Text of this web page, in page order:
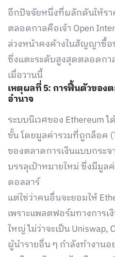
อีกปัจจัยหนึ่งที่ผลักดันให้รา
ตลอดกาลคือเจ้า Open
ล่วงหน้าคงค้างในสัญญาซื้อ
ซึ่งแตะระดับสูงสุดตลอดก
เมื่อวานนี้
เหตุผลที่ 5: การฟื้นตัวของ
อำนาจ
ระบบนิเวศของ Ethereum
ขั้น โดยมูลค่ารวมที่ถูกล็อค
ของตลาดการเงินแบบกระ
บรรลุเป้าหมายใหม่ ซึ่งมีมูล
ดอลลาร์
แต่ใช่ว่าคนอื่นจะยอมให้
เพราะแพลตฟอร์มทางการเ
ใหญ่ ไม่ว่าจะเป็น Uniswap,
ผู้นำรายอื่น ๆ กำลังทำงาน